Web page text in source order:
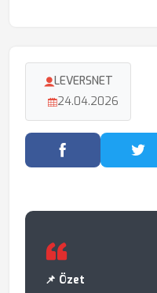
LEVERSNET
24.04.2026
Facebook'ta
📌 Özet